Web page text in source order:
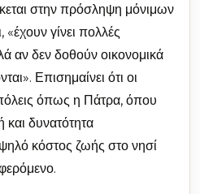
στην πρόσληψη μόνιμων
γίνει πολλές
αν δεν δοθούν οικονομικά
Επισημαίνει ότι οι
όπως η Πάτρα, όπου
και δυνατότητα
κόστος ζωής στο νησί